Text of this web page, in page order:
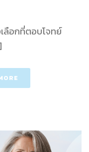
ลือกที่ตอบโจทย์